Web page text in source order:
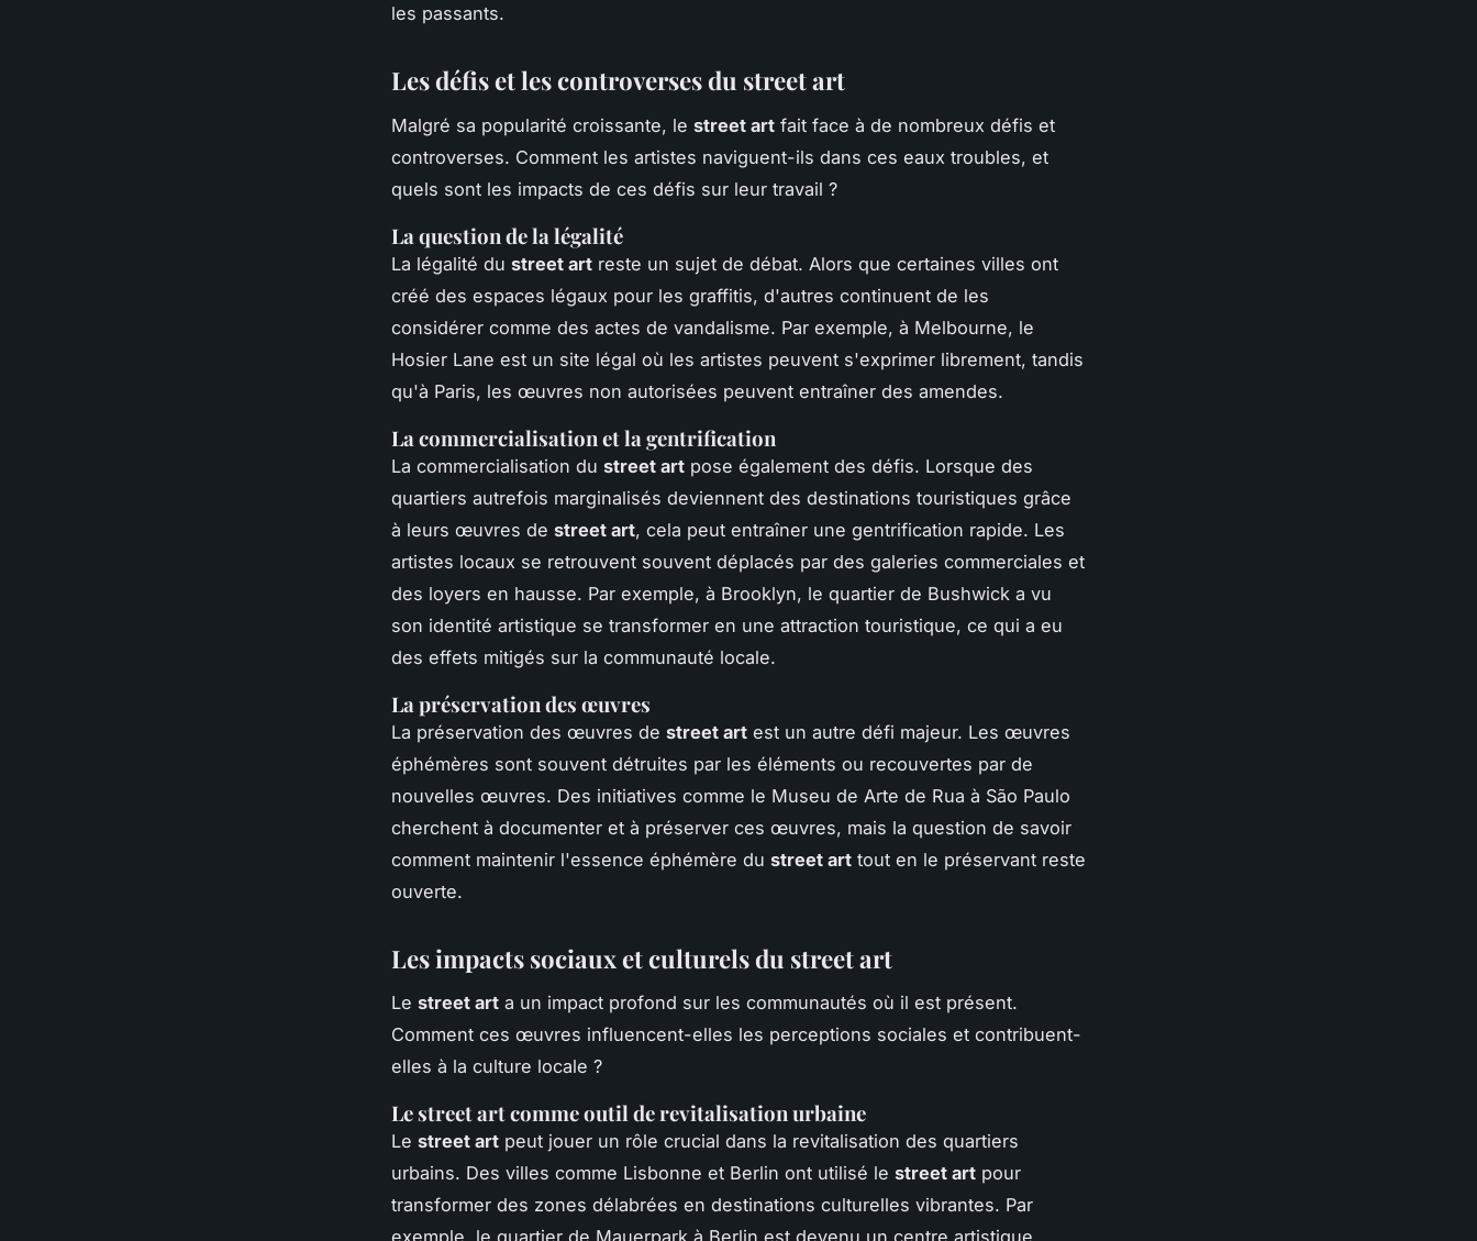
les passants.
Les défis et les controverses du street art
Malgré sa popularité croissante, le street art fait face à de nombreux défis et
controverses. Comment les artistes naviguent-ils dans ces eaux troubles, et
quels sont les impacts de ces défis sur leur travail ?
La question de la légalité
La légalité du street art reste un sujet de débat. Alors que certaines villes ont
créé des espaces légaux pour les graffitis, d'autres continuent de les
considérer comme des actes de vandalisme. Par exemple, à Melbourne, le
Hosier Lane est un site légal où les artistes peuvent s'exprimer librement, tandis
qu'à Paris, les œuvres non autorisées peuvent entraîner des amendes.
La commercialisation et la gentrification
La commercialisation du street art pose également des défis. Lorsque des
quartiers autrefois marginalisés deviennent des destinations touristiques grâce
à leurs œuvres de street art, cela peut entraîner une gentrification rapide. Les
artistes locaux se retrouvent souvent déplacés par des galeries commerciales et
des loyers en hausse. Par exemple, à Brooklyn, le quartier de Bushwick a vu
son identité artistique se transformer en une attraction touristique, ce qui a eu
des effets mitigés sur la communauté locale.
La préservation des œuvres
La préservation des œuvres de street art est un autre défi majeur. Les œuvres
éphémères sont souvent détruites par les éléments ou recouvertes par de
nouvelles œuvres. Des initiatives comme le Museu de Arte de Rua à São Paulo
cherchent à documenter et à préserver ces œuvres, mais la question de savoir
comment maintenir l'essence éphémère du street art tout en le préservant reste
ouverte.
Les impacts sociaux et culturels du street art
Le street art a un impact profond sur les communautés où il est présent.
Comment ces œuvres influencent-elles les perceptions sociales et contribuent-
elles à la culture locale ?
Le street art comme outil de revitalisation urbaine
Le street art peut jouer un rôle crucial dans la revitalisation des quartiers
urbains. Des villes comme Lisbonne et Berlin ont utilisé le street art pour
transformer des zones délabrées en destinations culturelles vibrantes. Par